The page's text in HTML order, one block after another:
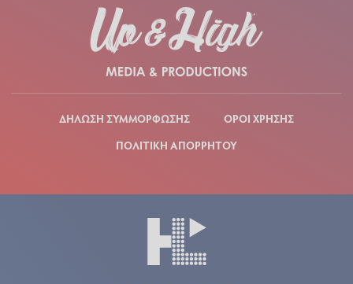
ΔΗΛΩΣΗ ΣΥΜΜΟΡΦΩΣΗΣ
ΟΡΟΙ ΧΡΗΣΗΣ
ΠΟΛΙΤΙΚΗ ΑΠΟΡΡΗΤΟΥ